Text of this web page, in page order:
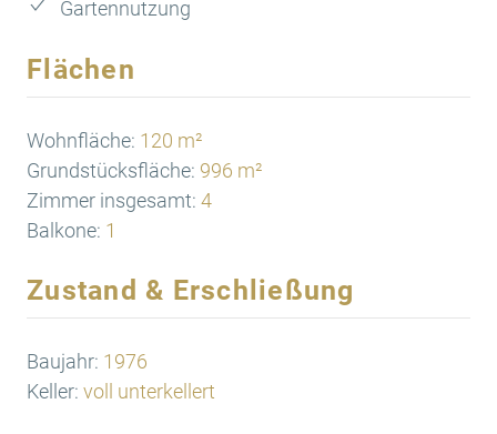
Gartennutzung
Flächen
Wohnfläche: 120 m²
Grundstücksfläche: 996 m²
Zimmer insgesamt: 4
Balkone: 1
Zustand & Erschließung
Baujahr: 1976
Keller: voll unterkellert